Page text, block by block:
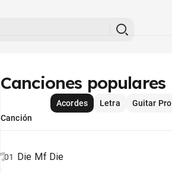
Canciones populares
Acordes Letra Guitar Pro
Canción
01 Die Mf Die